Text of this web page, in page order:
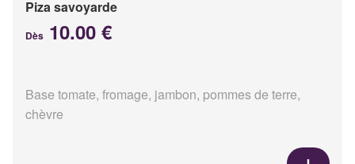
Piza savoyarde
Dès 10.00 €
Base tomate, fromage, jambon, pommes de terre,
chèvre